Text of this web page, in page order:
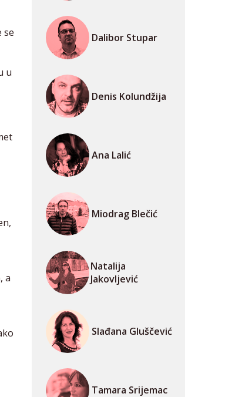
se
u
a
Dalibor Stupar
Denis Kolundžija
Ana Lalić
Miodrag Blečić
Natalija
Jakovljević
Slađana Gluščević
Tamara Srijemac